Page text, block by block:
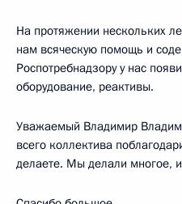
На протяжении нескольких
нам всяческую помощь и
Роспотребнадзору у нас
оборудование, реактивы.
Уважаемый Владимир
всего коллектива
делаете. Мы делали многое,